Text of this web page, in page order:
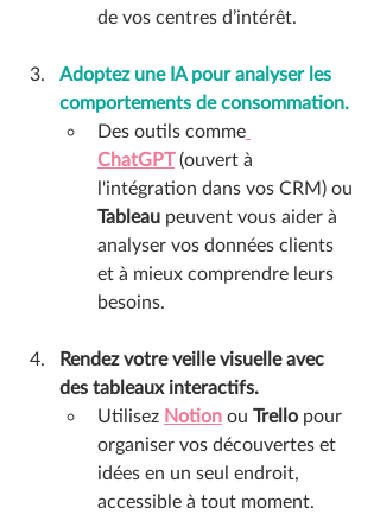
de vos centres d’intérêt.
Adoptez une IA pour analyser les
comportements de consommation.
Des outils comme
ChatGPT (ouvert à
l'intégration dans vos CRM) ou
Tableau peuvent vous aider à
analyser vos données clients
et à mieux comprendre leurs
besoins.
Rendez votre veille visuelle avec
des tableaux interactifs.
Utilisez Notion ou Trello pour
organiser vos découvertes et
idées en un seul endroit,
accessible à tout moment.